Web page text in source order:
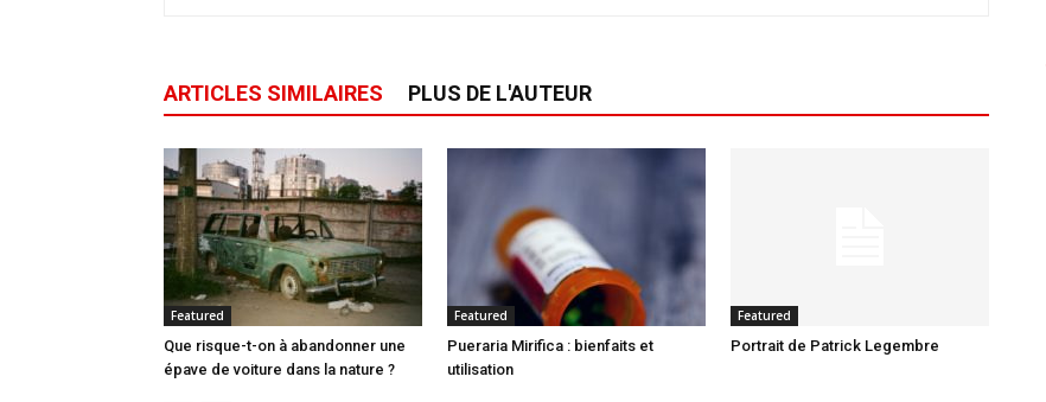
ARTICLES SIMILAIRES PLUS DE L'AUTEUR
Featured
Que risque-t-on à abandonner une
épave de voiture dans la nature ?
Featured
Pueraria Mirifica : bienfaits et
utilisation
Featured
Portrait de Patrick Legembre